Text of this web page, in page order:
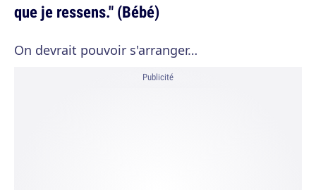
que je ressens." (Bébé)
On devrait pouvoir s'arranger…
Publicité